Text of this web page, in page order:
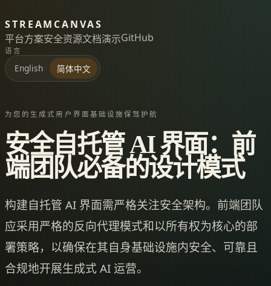
STREAMCANVAS
平台方案安全资源文档演示GitHub
语言
English 简体中文
为您的生成式用户界面基础设施保驾护航
安全自托管 AI 界面：前
端团队必备的设计模式
构建自托管 AI 界面需严格关注安全架构。前端团队
应采用严格的反向代理模式和以所有权为核心的部
署策略，以确保在其自身基础设施内安全、可靠且
合规地开展生成式 AI 运营。